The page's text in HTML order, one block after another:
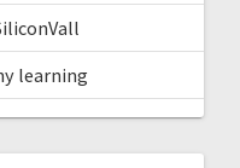
learning